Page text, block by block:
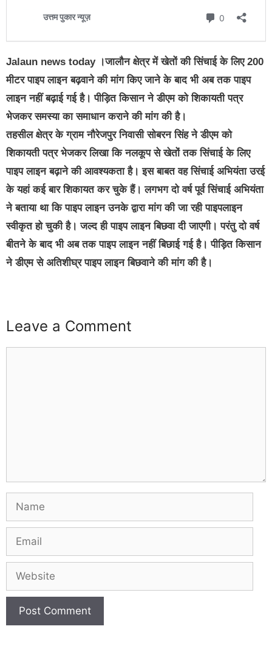
Jalaun news today ।जालौन क्षेत्र में खेतों की सिंचाई के लिए 200
मीटर पाइप लाइन बढ़वाने की मांग किए जाने के बाद भी अब तक पाइप
लाइन नहीं बढ़ाई गई है। पीड़ित किसान ने डीएम को शिकायती पत्र
भेजकर समस्या का समाधान कराने की मांग की है।
तहसील क्षेत्र के ग्राम नौरेजपुर निवासी सोबरन सिंह ने डीएम को
शिकायती पत्र भेजकर लिखा कि नलकूप से खेतों तक सिंचाई के लिए
पाइप लाइन बढ़ाने की आवश्यकता है। इस बाबत वह सिंचाई अभियंता उरई
के यहां कई बार शिकायत कर चुके हैं। लगभग दो वर्ष पूर्व सिंचाई अभियंता
ने बताया था कि पाइप लाइन उनके द्वारा मांग की जा रही पाइपलाइन
स्वीकृत हो चुकी है। जल्द ही पाइप लाइन बिछवा दी जाएगी। परंतु दो वर्ष
बीतने के बाद भी अब तक पाइप लाइन नहीं बिछाई गई है। पीड़ित किसान
ने डीएम से अतिशीघ्र पाइप लाइन बिछवाने की मांग की है।
Leave a Comment